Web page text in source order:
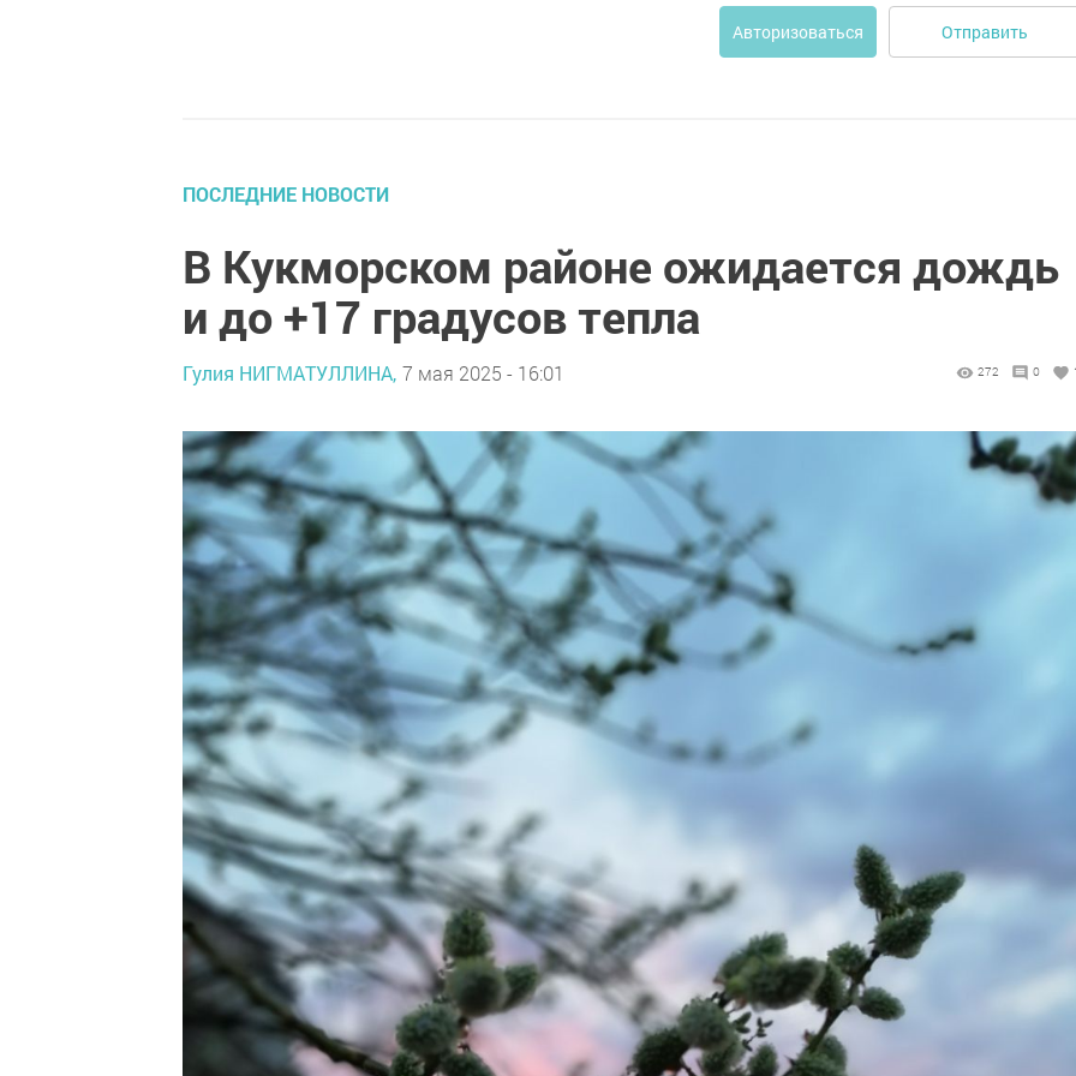
Авторизоваться Отправить
ПОСЛЕДНИЕ НОВОСТИ
В Кукморском районе ожидается дождь
и до +17 градусов тепла
Гулия НИГМАТУЛЛИНА, 7 мая 2025 - 16:01 272 0